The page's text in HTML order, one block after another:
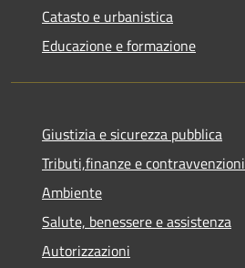
Catasto e urbanistica
Educazione e formazione
Giustizia e sicurezza pubblica
Tributi,finanze e contravvenzioni
Ambiente
Salute, benessere e assistenza
Autorizzazioni